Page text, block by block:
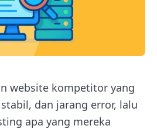
website kompetitor yang
dan jarang error, lalu
apa yang mereka